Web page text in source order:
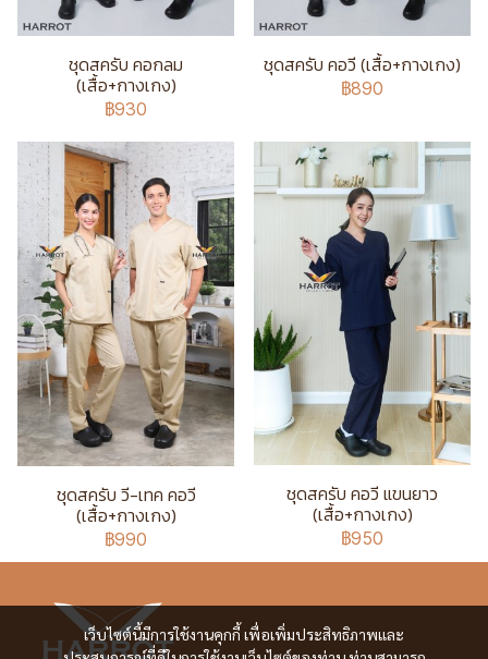
ชุดสครับ คอกลม
(เสื้อ+กางเกง)
฿930
ชุดสครับ คอวี (เสื้อ+กางเกง)
฿890
ชุดสครับ วี-เทค คอวี
(เสื้อ+กางเกง)
฿990
ชุดสครับ คอวี แขนยาว
(เสื้อ+กางเกง)
฿950
เว็บไซต์นี้มีการใช้งานคุกกี้ เพื่อเพิ่มประสิทธิภาพและ